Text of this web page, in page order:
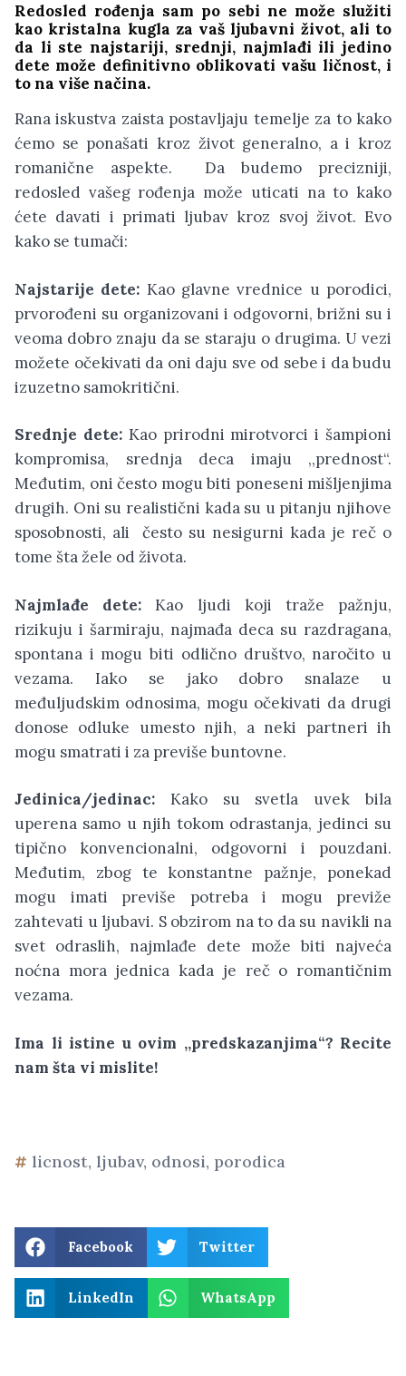
Redosled rođenja sam po sebi ne može služiti
kao kristalna kugla za vaš ljubavni život, ali to
da li ste najstariji, srednji, najmlađi ili jedino
dete može definitivno oblikovati vašu ličnost, i
to na više načina.
Rana iskustva zaista postavljaju temelje za to kako
ćemo se ponašati kroz život generalno, a i kroz
romanične aspekte. Da budemo precizniji,
redosled vašeg rođenja može uticati na to kako
ćete davati i primati ljubav kroz svoj život. Evo
kako se tumači:
Najstarije dete: Kao glavne vrednice u porodici,
prvorođeni su organizovani i odgovorni, brižni su i
veoma dobro znaju da se staraju o drugima. U vezi
možete očekivati da oni daju sve od sebe i da budu
izuzetno samokritični.
Srednje dete:Kao prirodni mirotvorci i šampioni
kompromisa, srednja deca imaju ,,prednost“.
Međutim, oni često mogu biti poneseni mišljenjima
drugih. Oni su realistični kada su u pitanju njihove
sposobnosti, ali često su nesigurni kada je reč o
tome šta žele od života.
Najmlađe dete: Kao ljudi koji traže pažnju,
rizikuju i šarmiraju, najmađa deca su razdragana,
spontana i mogu biti odlično društvo, naročito u
vezama. Iako se jako dobro snalaze u
međuljudskim odnosima, mogu očekivati da drugi
donose odluke umesto njih, a neki partneri ih
mogu smatrati i za previše buntovne.
Jedinica/jedinac: Kako su svetla uvek bila
uperena samo u njih tokom odrastanja, jedinci su
tipično konvencionalni, odgovorni i pouzdani.
Međutim, zbog te konstantne pažnje, ponekad
mogu imati previše potreba i mogu previže
zahtevati u ljubavi. S obzirom na to da su navikli na
svet odraslih, najmlađe dete može biti najveća
noćna mora jednica kada je reč o romantičnim
vezama.
Ima li istine u ovim ,,predskazanjima“? Recite
nam šta vi mislite!
licnost, ljubav, odnosi, porodica
Facebook Twitter
LinkedIn WhatsApp